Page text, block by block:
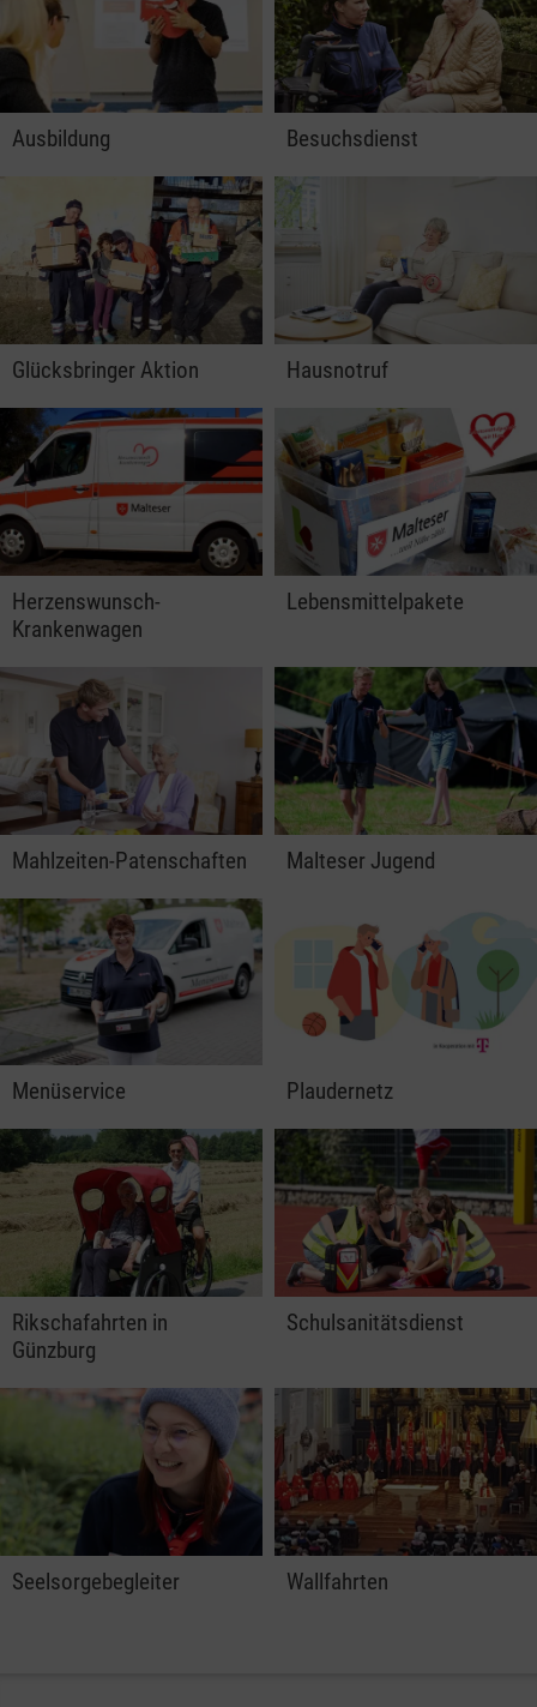
Ausbildung Besuchsdienst
Glücksbringer Aktion Hausnotruf
Herzenswunsch-
Krankenwagen
Lebensmittelpakete
Mahlzeiten-Patenschaften Malteser Jugend
Menüservice Plaudernetz
Rikschafahrten in
Günzburg
Schulsanitätsdienst
Seelsorgebegleiter Wallfahrten